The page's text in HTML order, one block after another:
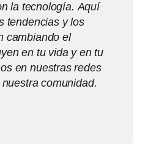
la tecnología. Aquí
tendencias y los
cambiando el
en tu vida y en tu
en nuestras redes
comunidad.